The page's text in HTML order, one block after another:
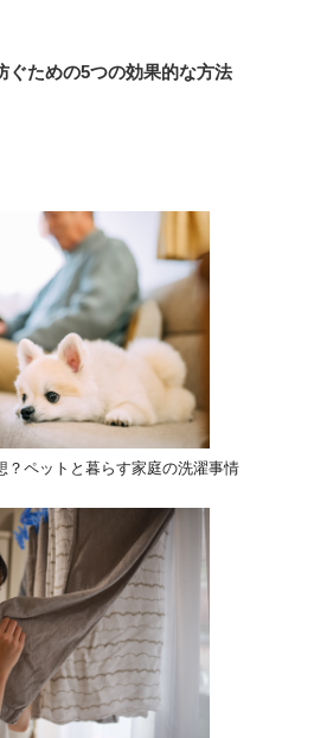
ぐための5つの効果的な方法
？ペットと暮らす家庭の洗濯事情